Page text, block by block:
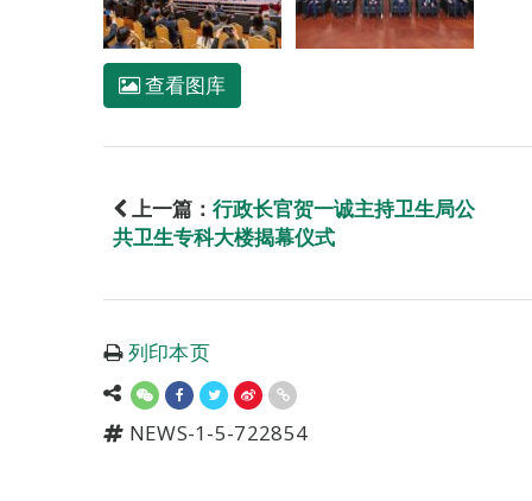
查看图库
上一篇： 行政长官贺一诚主持卫生局公
共卫生专科大楼揭幕仪式
列印本页
NEWS-1-5-722854